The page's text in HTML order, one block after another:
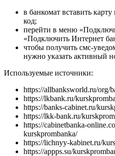
в банкомат вставить
код;
перейти в меню
«Подключить Интернет
чтобы получить смс-
нужно указать активный
Используемые источники:
https://allbanksworld.ru/org/
https://lkbank.ru/
https://banks-cabinet.ru/
https://lkk-bank.ru/
https://cabinetbanka-
kurskprombanka/
https://lichnyy-kabinet.ru/
https://appps.su/